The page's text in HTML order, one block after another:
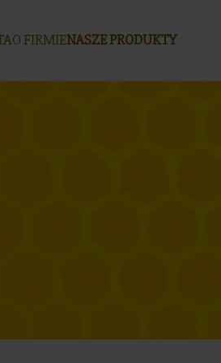
O FIRMIENASZE PRODUKTY